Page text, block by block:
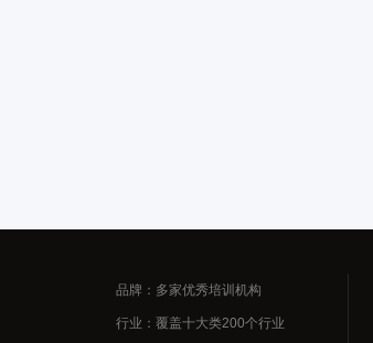
品牌：多家优秀培训机构
行业：覆盖十大类200个行业